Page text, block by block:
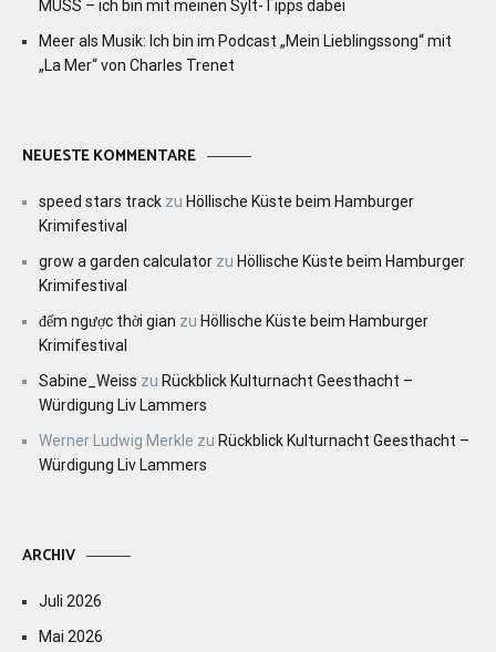
MUSS – ich bin mit meinen Sylt-Tipps dabei
Meer als Musik: Ich bin im Podcast „Mein Lieblingssong“ mit
„La Mer“ von Charles Trenet
NEUESTE KOMMENTARE
speed stars track zu Höllische Küste beim Hamburger
Krimifestival
grow a garden calculator zu Höllische Küste beim Hamburger
Krimifestival
đếm ngược thời gian zu Höllische Küste beim Hamburger
Krimifestival
Sabine_Weiss zu Rückblick Kulturnacht Geesthacht –
Würdigung Liv Lammers
Werner Ludwig Merkle zu Rückblick Kulturnacht Geesthacht –
Würdigung Liv Lammers
ARCHIV
Juli 2026
Mai 2026